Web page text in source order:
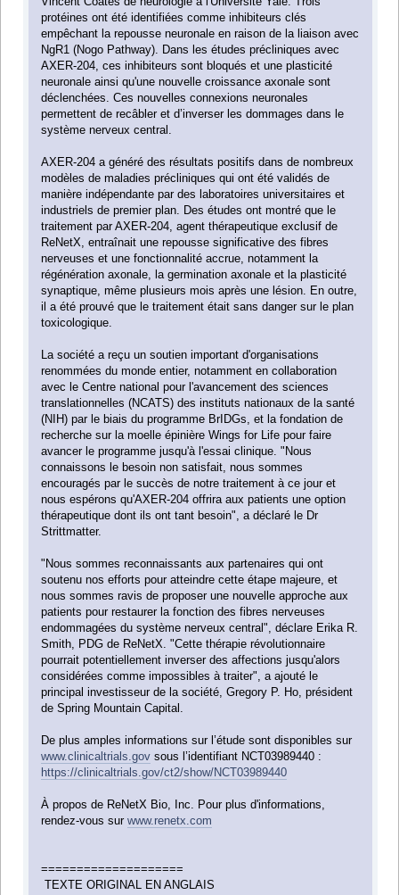
protéines ont été identifiées comme inhibiteurs clés
empêchant la repousse neuronale en raison de la liaison avec
NgR1 (Nogo Pathway). Dans les études précliniques avec
AXER-204, ces inhibiteurs sont bloqués et une plasticité
neuronale ainsi qu'une nouvelle croissance axonale sont
déclenchées. Ces nouvelles connexions neuronales
permettent de recâbler et d’inverser les dommages dans le
système nerveux central.
AXER-204 a généré des résultats positifs dans de nombreux
modèles de maladies précliniques qui ont été validés de
manière indépendante par des laboratoires universitaires et
industriels de premier plan. Des études ont montré que le
traitement par AXER-204, agent thérapeutique exclusif de
ReNetX, entraînait une repousse significative des fibres
nerveuses et une fonctionnalité accrue, notamment la
régénération axonale, la germination axonale et la plasticité
synaptique, même plusieurs mois après une lésion. En outre,
il a été prouvé que le traitement était sans danger sur le plan
toxicologique.
La société a reçu un soutien important d'organisations
renommées du monde entier, notamment en collaboration
avec le Centre national pour l'avancement des sciences
translationnelles (NCATS) des instituts nationaux de la santé
(NIH) par le biais du programme BrIDGs, et la fondation de
recherche sur la moelle épinière Wings for Life pour faire
avancer le programme jusqu'à l'essai clinique. "Nous
connaissons le besoin non satisfait, nous sommes
encouragés par le succès de notre traitement à ce jour et
nous espérons qu'AXER-204 offrira aux patients une option
thérapeutique dont ils ont tant besoin", a déclaré le Dr
Strittmatter.
"Nous sommes reconnaissants aux partenaires qui ont
soutenu nos efforts pour atteindre cette étape majeure, et
nous sommes ravis de proposer une nouvelle approche aux
patients pour restaurer la fonction des fibres nerveuses
endommagées du système nerveux central", déclare Erika R.
Smith, PDG de ReNetX. "Cette thérapie révolutionnaire
pourrait potentiellement inverser des affections jusqu'alors
considérées comme impossibles à traiter", a ajouté le
principal investisseur de la société, Gregory P. Ho, président
de Spring Mountain Capital.
De plus amples informations sur l’étude sont disponibles sur
www.clinicaltrials.gov sous l’identifiant NCT03989440 :
https://clinicaltrials.gov/ct2/show/NCT03989440
À propos de ReNetX Bio, Inc. Pour plus d'informations,
rendez-vous surwww.renetx.com
====================
TEXTE ORIGINAL EN ANGLAIS